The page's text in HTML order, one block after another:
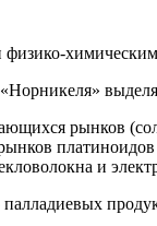
рынков
и